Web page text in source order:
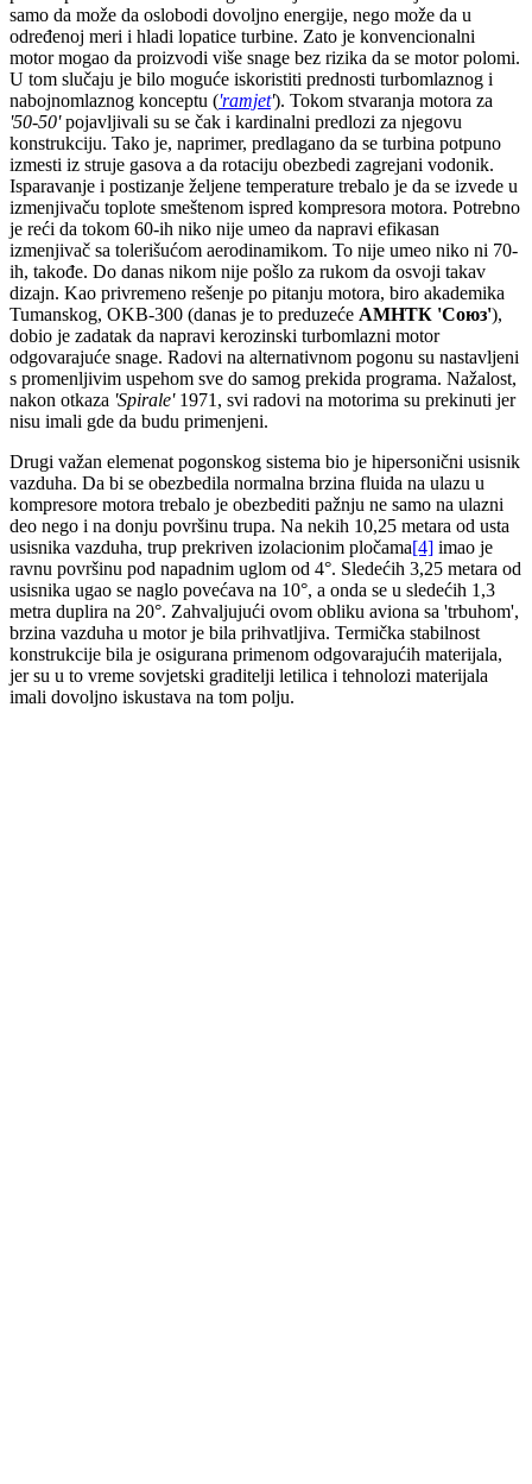
samo da može da oslobodi dovoljno energije, nego može da u
određenoj meri i hladi lopatice turbine. Zato je konvencionalni
motor mogao da proizvodi više snage bez rizika da se motor polomi.
U tom slučaju je bilo moguće iskoristiti prednosti turbomlaznog i
nabojnomlaznog konceptu ('ramjet'). Tokom stvaranja motora za
'50-50'pojavljivali su se čak i kardinalni predlozi za njegovu
konstrukciju. Tako je, naprimer, predlagano da se turbina potpuno
izmesti iz struje gasova a da rotaciju obezbedi zagrejani vodonik.
Isparavanje i postizanje željene temperature trebalo je da se izvede u
izmenjivaču toplote smeštenom ispred kompresora motora. Potrebno
je reći da tokom 60-ih niko nije umeo da napravi efikasan
izmenjivač sa tolerišućom aerodinamikom. To nije umeo niko ni 70-
ih, takođe. Do danas nikom nije pošlo za rukom da osvoji takav
dizajn. Kao privremeno rešenje po pitanju motora, biro akademika
Tumanskog, OKB-300 (danas je to preduzeće АМНТК 'Союз'),
dobio je zadatak da napravi kerozinski turbomlazni motor
odgovarajuće snage. Radovi na alternativnom pogonu su nastavljeni
s promenljivim uspehom sve do samog prekida programa. Nažalost,
nakon otkaza 'Spirale'1971, svi radovi na motorima su prekinuti jer
nisu imali gde da budu primenjeni.
Drugi važan elemenat pogonskog sistema bio je hipersonični usisnik
vazduha. Da bi se obezbedila normalna brzina fluida na ulazu u
kompresore motora trebalo je obezbediti pažnju ne samo na ulazni
deo nego i na donju površinu trupa. Na nekih 10,25 metara od usta
usisnika vazduha, trup prekriven izolacionim pločama[4] imao je
ravnu površinu pod napadnim uglom od 4°. Sledećih 3,25 metara od
usisnika ugao se naglo povećava na 10°, a onda se u sledećih 1,3
metra duplira na 20°. Zahvaljujući ovom obliku aviona sa 'trbuhom',
brzina vazduha u motor je bila prihvatljiva. Termička stabilnost
konstrukcije bila je osigurana primenom odgovarajućih materijala,
jer su u to vreme sovjetski graditelji letilica i tehnolozi materijala
imali dovoljno iskustava na tom polju.